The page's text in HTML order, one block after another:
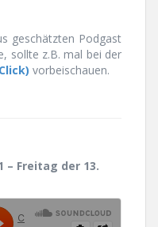
geschätzten Podgast
sollte z.B. mal bei der
vorbeischauen.
– Freitag der 13.